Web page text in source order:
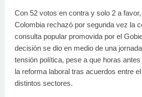
Con 52 votos en contra y solo 2 a
Colombia rechazó por segunda vez la
consulta popular promovida por el
decisión se dio en medio de una
tensión política, pese a que horas
la reforma laboral tras acuerdos entre
distintos sectores.